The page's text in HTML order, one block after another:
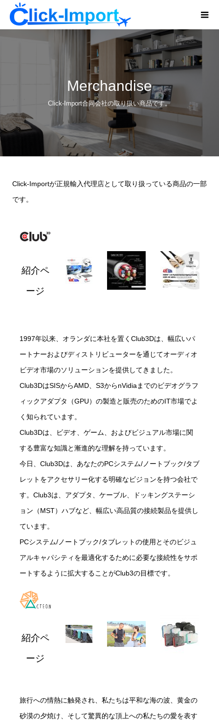
Merchandise
Click-Import合同会社の取り扱い商品です。
Click-Importが正規輸入代理店として取り扱っている商品の一部
です。
紹介ペ
ージ
1997年以来、オランダに本社を置くClub3Dは、幅広いパ
ートナーおよびディストリビューターを通じてオーディオ
ビデオ市場のソリューションを提供してきました。
Club3DはSISからAMD、S3からnVidiaまでのビデオグラフ
ィックアダプタ（GPU）の製造と販売のためのIT市場でよ
く知られています。
Club3Dは、ビデオ、ゲーム、およびビジュアル市場に関
する豊富な知識と漸進的な理解を持っています。
今日、Club3Dは、あなたのPCシステム/ノートブック/タブ
レットをアクセサリー化する明確なビジョンを持つ会社で
す。Club3は、アダプタ、ケーブル、ドッキングステーシ
ョン（MST）ハブなど、幅広い高品質の接続製品を提供し
ています。
PCシステム/ノートブック/タブレットの使用とそのビジュ
アルキャパシティを最適化するために必要な接続性をサポ
ートするように拡大することがClub3の目標です。
紹介ペ
ージ
旅行への情熱に触発され、私たちは平和な海の波、黄金の
砂漠の夕焼け、そして驚異的な頂上への私たちの愛を表す